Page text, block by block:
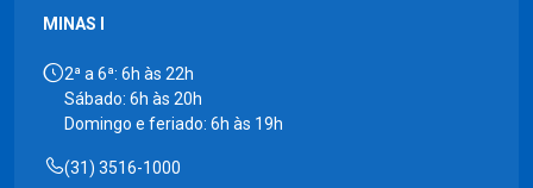
MINAS I
2ª a 6ª: 6h às 22h
Sábado: 6h às 20h
Domingo e feriado: 6h às 19h
(31) 3516-1000